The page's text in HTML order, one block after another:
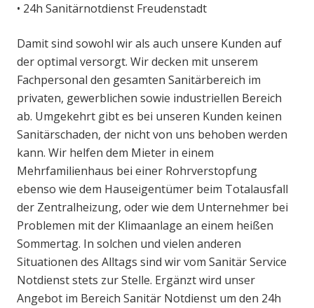
• 24h Sanitärnotdienst Freudenstadt
Damit sind sowohl wir als auch unsere Kunden auf
der optimal versorgt. Wir decken mit unserem
Fachpersonal den gesamten Sanitärbereich im
privaten, gewerblichen sowie industriellen Bereich
ab. Umgekehrt gibt es bei unseren Kunden keinen
Sanitärschaden, der nicht von uns behoben werden
kann. Wir helfen dem Mieter in einem
Mehrfamilienhaus bei einer Rohrverstopfung
ebenso wie dem Hauseigentümer beim Totalausfall
der Zentralheizung, oder wie dem Unternehmer bei
Problemen mit der Klimaanlage an einem heißen
Sommertag. In solchen und vielen anderen
Situationen des Alltags sind wir vom Sanitär Service
Notdienst stets zur Stelle. Ergänzt wird unser
Angebot im Bereich Sanitär Notdienst um den 24h